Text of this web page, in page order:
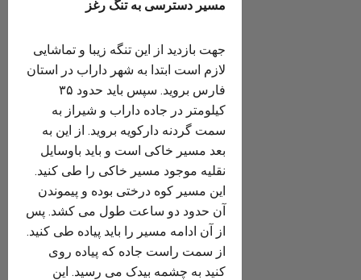
مسیر دسترسی به تنگ رغز
جهت بازدید از این تنگه زیبا و تماشایی
لازم است ابتدا به شهر داراب در استان
فارس بروید. سپس باید حدود ۳۵
کیلومتر در جاده داراب و شیراز به
سمت گردنه دارکویه بروید. از این به
بعد مسیر خاکی است و باید باوسایل
نقلیه موجود مسیر خاکی را طی کنید.
این مسیر کوه درختی بوده و پیموندن
آن حدود دو ساعت طول می کشد. پس
از آن ادامه مسیر را باید پیاده طی کنید.
از سمت راست جاده که پیاده روی
کنید به چشمه بیدک می رسید. این